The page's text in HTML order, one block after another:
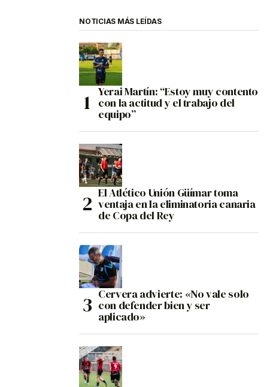
NOTICIAS MÁS LEÍDAS
Yerai Martín: “Estoy muy contento
con la actitud y el trabajo del
equipo”
El Atlético Unión Güímar toma
ventaja en la eliminatoria canaria
de Copa del Rey
Cervera advierte: «No vale solo
con defender bien y ser
aplicado»